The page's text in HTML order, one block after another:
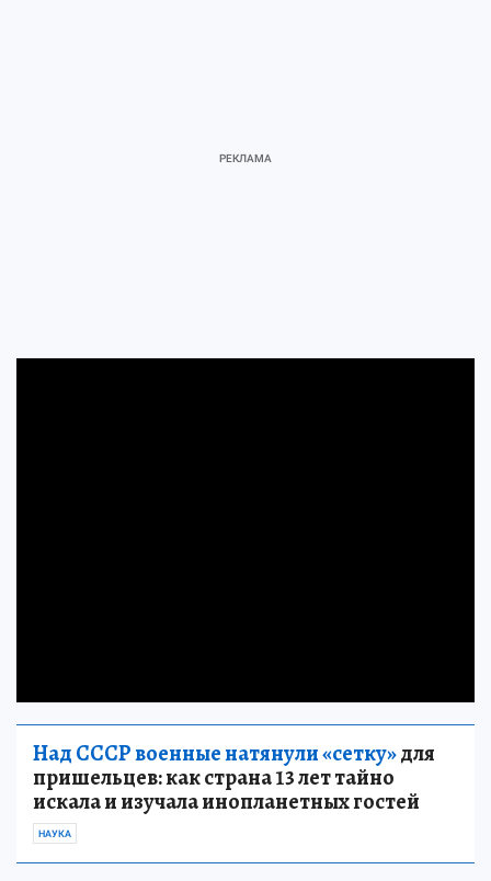
Над СССР военные натянули «сетку»для
пришельцев: как страна 13 лет тайно
искала и изучала инопланетных гостей
НАУКА